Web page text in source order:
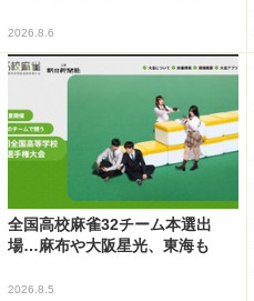
2026.8.6
全国高校麻雀32チーム本選出
場…麻布や大阪星光、東海も
2026.8.5